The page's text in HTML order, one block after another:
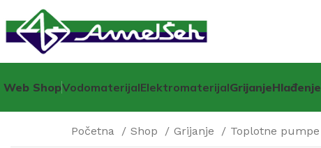
Web ShopVodomaterijalElektromaterijalGrijanjeHlađenje
Početna Shop Grijanje Toplotne pumpe